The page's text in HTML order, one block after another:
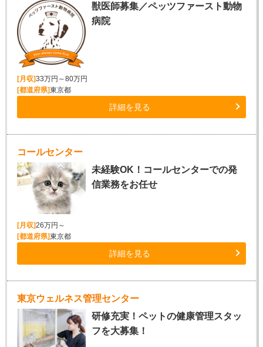
獣医師募集／ペッツファースト動物
病院
[月収]33万円～80万円
[都道府県]東京都
詳細を見る
コールセンター
未経験OK！コールセンターでの発
信業務をお任せ
[月収]26万円～
[都道府県]東京都
詳細を見る
東京ウェルネス管理センター
研修充実！ペットの健康管理スタッ
フを大募集！